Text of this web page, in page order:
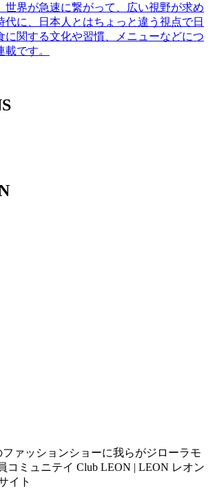
世界が急速に繋がって、広い視野が求め
代に、日本人とはちょっと違う視点で日
に関する文化や習慣、メニューなどにつ
です。
ファッションショーに我らがジローラモ
コミュニテイ Club LEON | LEON レオン
イト